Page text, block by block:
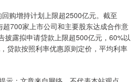
增持计划上限超2500亿元。截至
700家上市公司和主要股东达成合作意
披露拟申请贷款上限超500亿元，60%以
贷款按照利率优惠原则定价，平均利率